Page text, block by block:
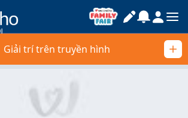
Giải trí trên truyền hình